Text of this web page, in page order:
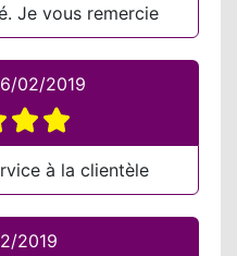
Je vous remercie
02/2019
à la clientèle
2019